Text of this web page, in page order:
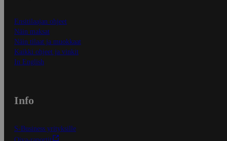
Ensitilaajan ohjeet
Näin maksat
Näin tilaat ja muokkaat
Kaikki ohjeet ja vinkit
In English
Info
S-Business yrityksille